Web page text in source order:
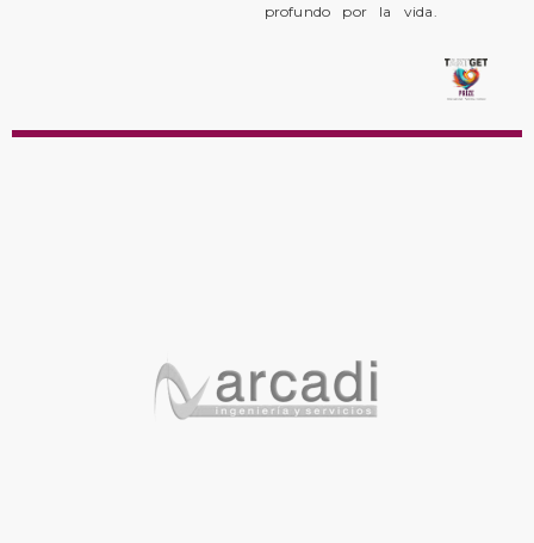
profundo por la vida.